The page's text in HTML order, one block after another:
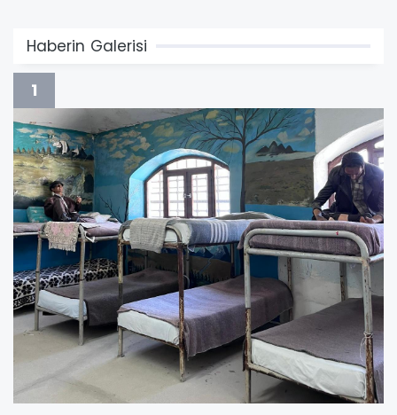
Haberin Galerisi
1